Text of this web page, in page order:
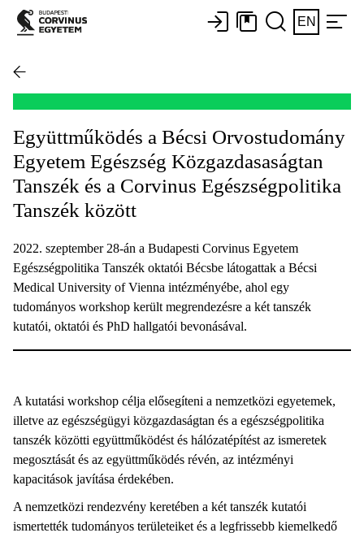
EN
Együttműködés a Bécsi Orvostudomány
Egyetem Egészség Közgazdasaságtan
Tanszék és a Corvinus Egészségpolitika
Tanszék között
2022. szeptember 28-án a Budapesti Corvinus Egyetem
Egészségpolitika Tanszék oktatói Bécsbe látogattak a Bécsi
Medical University of Vienna intézményébe, ahol egy
tudományos workshop került megrendezésre a két tanszék
kutatói, oktatói és PhD hallgatói bevonásával.
A kutatási workshop célja elősegíteni a nemzetközi egyetemek,
illetve az egészségügyi közgazdaságtan és a egészségpolitika
tanszék közötti együttműködést és hálózatépítést az ismeretek
megosztását és az együttműködés révén, az intézményi
kapacitások javítása érdekében.
A nemzetközi rendezvény keretében a két tanszék kutatói
ismertették tudományos területeiket és a legfrissebb kiemelkedő